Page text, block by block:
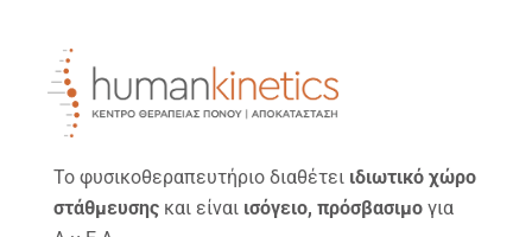
Το φυσικοθεραπευτήριο διαθέτει ιδιωτικό χώρο
στάθμευσης και είναι ισόγειο, πρόσβασιμο για